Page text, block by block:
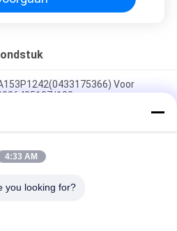
Voor
180
Injector Nozzle Voor Injectoren
Nozzle 0433175425 voor
4:33 AM
you looking for?